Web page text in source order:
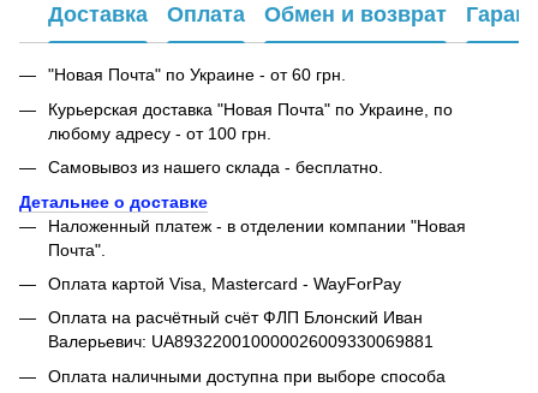
Доставка Оплата Обмен и возврат
"Новая Почта" по Украине - от 60 грн.
Курьерская доставка "Новая Почта" по Украине, по
любому адресу - от 100 грн.
Самовывоз из нашего склада - бесплатно.
Детальнее о доставке
Наложенный платеж - в отделении компании "Новая
Почта".
Оплата картой Visa, Mastercard - WayForPay
Оплата на расчётный счёт ФЛП Блонский Иван
Валерьевич: UA893220010000026009330069881
Оплата наличными доступна при выборе способа